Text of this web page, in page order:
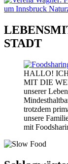
STADT
HALLO!
MIT DIE
unserer
trotzdem
unsere
mit